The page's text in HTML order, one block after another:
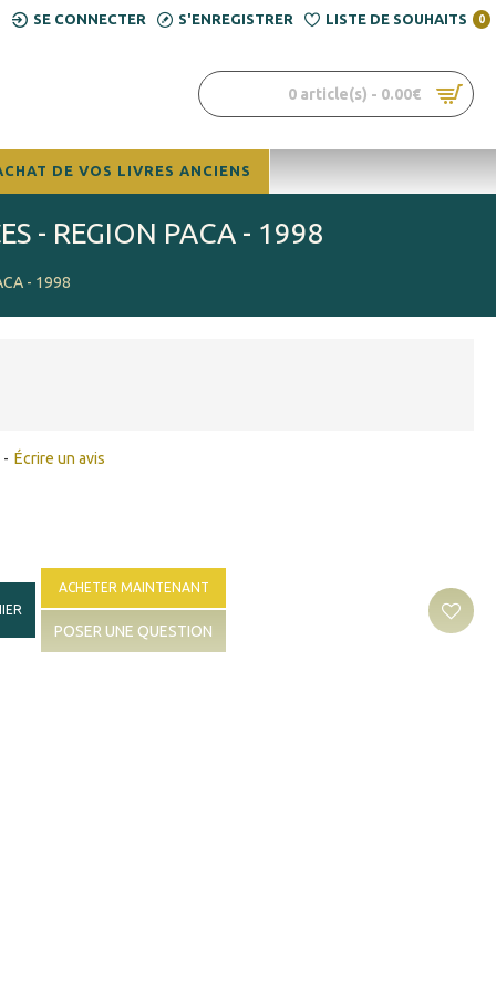
SE CONNECTER S'ENREGISTRER LISTE DE SOUHAITS 0
0 article(s) - 0.00€
DE VOS LIVRES ANCIENS
- 1998
- REGION PACA - 1998
- Écrire un avis
ACHETER MAINTENANT
POSER UNE QUESTION